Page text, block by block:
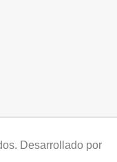
Desarrollado por